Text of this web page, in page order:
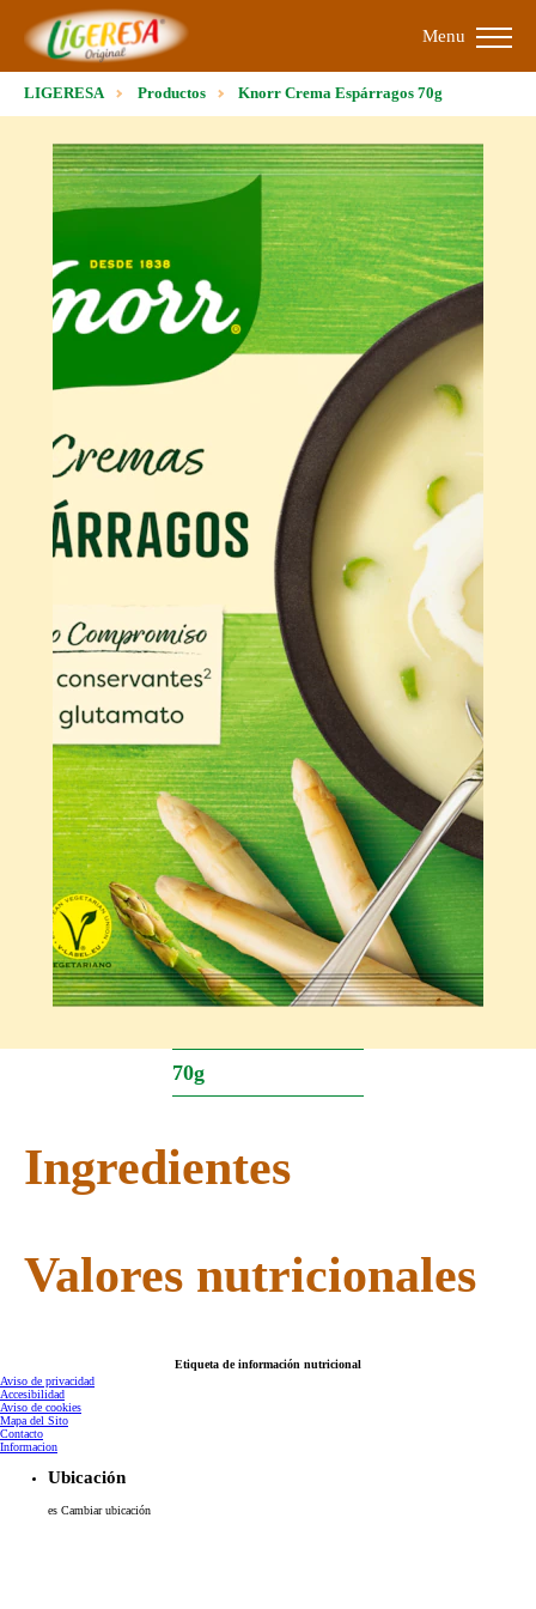
Menu
LIGERESA Productos Knorr Crema Espárragos 70g
70g
Ingredientes
Valores nutricionales
Etiqueta de información nutricional
Aviso de privacidad
Accesibilidad
Aviso de cookies
Mapa del Sito
Contacto
Informacion
Ubicación
es Cambiar ubicación